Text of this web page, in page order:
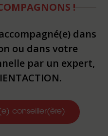
!
dans
ou dans votre
par un expert,
conseiller(ère)